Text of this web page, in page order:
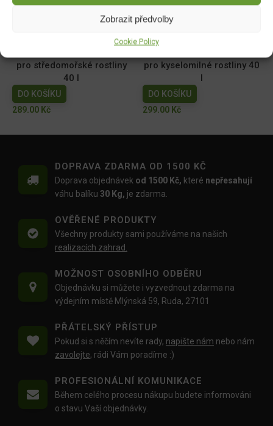
Zobrazit předvolby
Cookie Policy
149.00
pro středomořské rostliny
40 l
DO KOŠÍKU
289.00 Kč
pro kyselomilné rostliny 40
l
DO KOŠÍKU
299.00 Kč
DOPRAVA ZDARMA OD 1500 KČ
Doprava objednávek od 1500 Kč, které nepřesahují
váhu balíku 30 Kg, je zdarma.
OVĚŘENÉ PRODUKTY
Všechny produkty sami používáme na našich
realizacích zahrad.
MOŽNOST OSOBNÍHO ODBĚRU
Objednávku si můžete i vyzvednout zdarma na
výdejním místě Mlýnská 59, Ruda, 27101
PŘÁTELSKÝ PŘÍSTUP
Pokud si s něčím nevíte rady, napište nám nebo nám
zavolejte, rádi Vám poradíme :)
PROFESIONÁLNÍ KOMUNIKACE
Během celého procesu nákupu budete informováni
o stavu Vaší objednávky.